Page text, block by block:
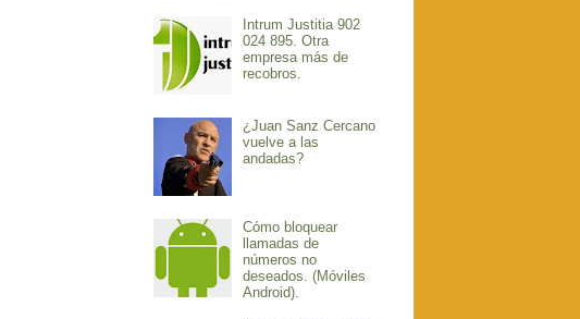
Intrum Justitia 902
024 895. Otra
empresa más de
recobros.
¿Juan Sanz Cercano
vuelve a las
andadas?
Cómo bloquear
llamadas de
números no
deseados. (Móviles
Android).